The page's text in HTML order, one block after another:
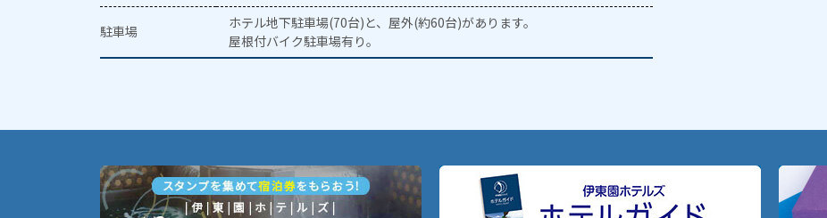
駐車場
ホテル地下駐車場(70台)と、屋外(約60台)があります。
屋根付バイク駐車場有り。